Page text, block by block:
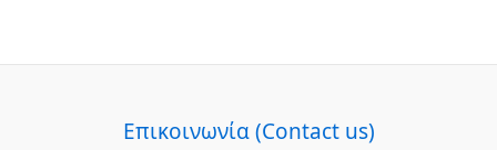
Επικοινωνία (Contact us)